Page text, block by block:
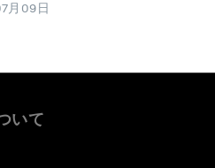
月09日
いて